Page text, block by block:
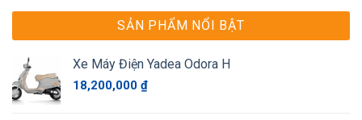
SẢN PHẨM NỔI BẬT
Xe Máy Điện Yadea Odora H
18,200,000 ₫